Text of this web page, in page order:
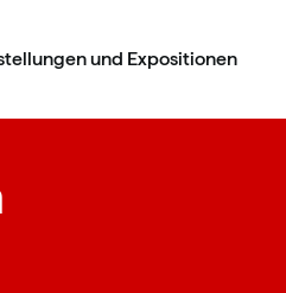
und Expositionen